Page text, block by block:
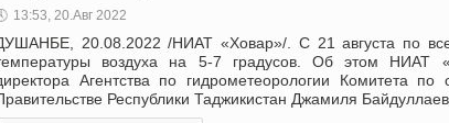
13:53, 20.Авг 2022
20.08.2022 /НИАТ «Ховар»/. С 21 августа по
воздуха на 5-7 градусов. Об этом НИАТ
Агентства по гидрометеорологии Комитета
Республики Таджикистан Джамиля